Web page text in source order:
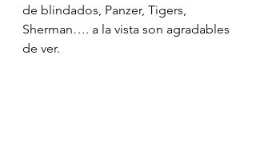
de blindados, Panzer, Tigers,
Sherman…. a la vista son agradables
de ver.